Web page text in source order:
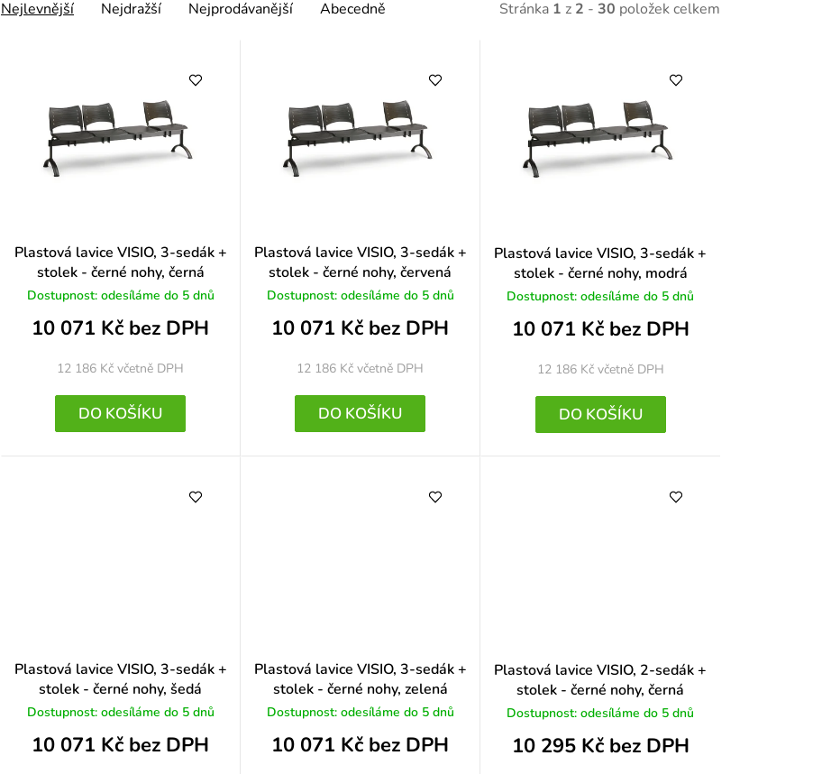
Stránka 1 z 2 - 30 položek celkem
Ř
t
Nejlevnější Nejdražší Nejprodávanější Abecedně
Plastová lavice VISIO, 3-sedák +
stolek - černé nohy, černá
Dostupnost: odesíláme do 5 dnů
10 071 Kč bez DPH
12 186 Kčvčetně DPH
DO KOŠÍKU
Plastová lavice VISIO, 3-sedák +
stolek - černé nohy, červená
Dostupnost: odesíláme do 5 dnů
10 071 Kč bez DPH
12 186 Kčvčetně DPH
DO KOŠÍKU
Plastová lavice VISIO, 3-sedák +
stolek - černé nohy, modrá
Dostupnost: odesíláme do 5 dnů
10 071 Kč bez DPH
12 186 Kč včetně DPH
DO KOŠÍKU
Plastová lavice VISIO, 3-sedák +
stolek - černé nohy, šedá
Dostupnost: odesíláme do 5 dnů
10 071 Kč bez DPH
Plastová lavice VISIO, 3-sedák +
stolek - černé nohy, zelená
Dostupnost: odesíláme do 5 dnů
10 071 Kč bez DPH
Plastová lavice VISIO, 2-sedák +
stolek - černé nohy, černá
Dostupnost: odesíláme do 5 dnů
10 295 Kč bez DPH